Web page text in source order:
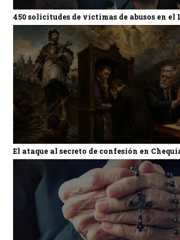
450 solicitudes de víctimas de abusos en el
El ataque al secreto de confesión en